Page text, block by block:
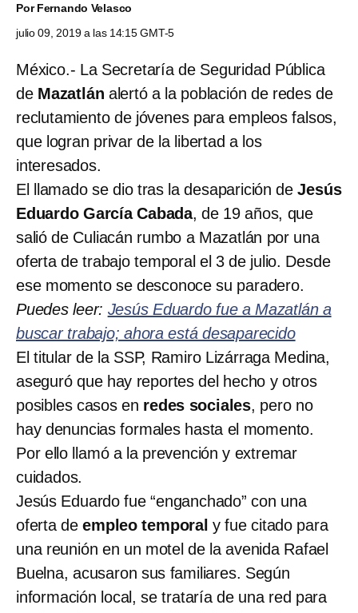
PorFernando Velasco
julio 09, 2019 a las 14:15 GMT-5
México.- La Secretaría de Seguridad Pública
de Mazatlán alertó a la población de redes de
reclutamiento de jóvenes para empleos falsos,
que logran privar de la libertad a los
interesados.
El llamado se dio tras la desaparición deJesús
Eduardo García Cabada, de 19 años, que
salió de Culiacán rumbo a Mazatlán por una
oferta de trabajo temporal el 3 de julio. Desde
ese momento se desconoce su paradero.
Puedes leer: Jesús Eduardo fue a Mazatlán a
buscar trabajo; ahora está desaparecido
El titular de la SSP, Ramiro Lizárraga Medina,
aseguró que hay reportes del hecho y otros
posibles casos en redes sociales, pero no
hay denuncias formales hasta el momento.
Por ello llamó a la prevención y extremar
cuidados.
Jesús Eduardo fue “enganchado” con una
oferta deempleo temporal y fue citado para
una reunión en un motel de la avenida Rafael
Buelna, acusaron sus familiares. Según
información local, se trataría de una red para